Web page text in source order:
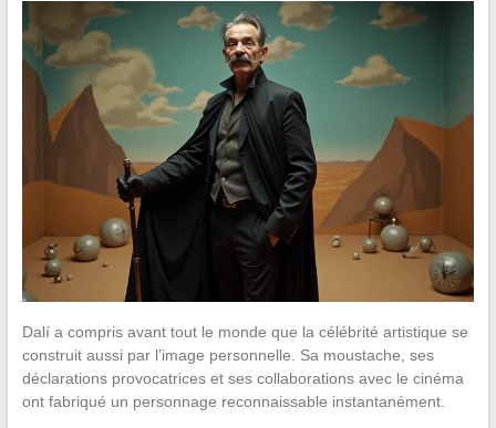
Dalí a compris avant tout le monde que la célébrité artistique se
construit aussi par l’image personnelle. Sa moustache, ses
déclarations provocatrices et ses collaborations avec le cinéma
ont fabriqué un personnage reconnaissable instantanément.